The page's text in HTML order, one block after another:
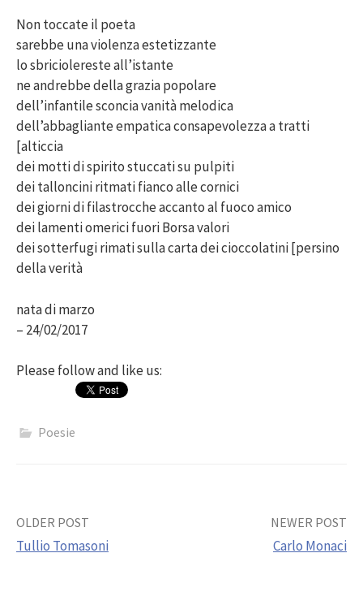
Non toccate il poeta
sarebbe una violenza estetizzante
lo sbriciolereste all’istante
ne andrebbe della grazia popolare
dell’infantile sconcia vanità melodica
dell’abbagliante empatica consapevolezza a tratti
[alticcia
dei motti di spirito stuccati su pulpiti
dei talloncini ritmati fianco alle cornici
dei giorni di filastrocche accanto al fuoco amico
dei lamenti omerici fuori Borsa valori
dei sotterfugi rimati sulla carta dei cioccolatini [persino
della verità
nata di marzo
– 24/02/2017
Please follow and like us:
Poesie
Post
OLDER POST
Tullio Tomasoni
NEWER POST
Carlo Monaci